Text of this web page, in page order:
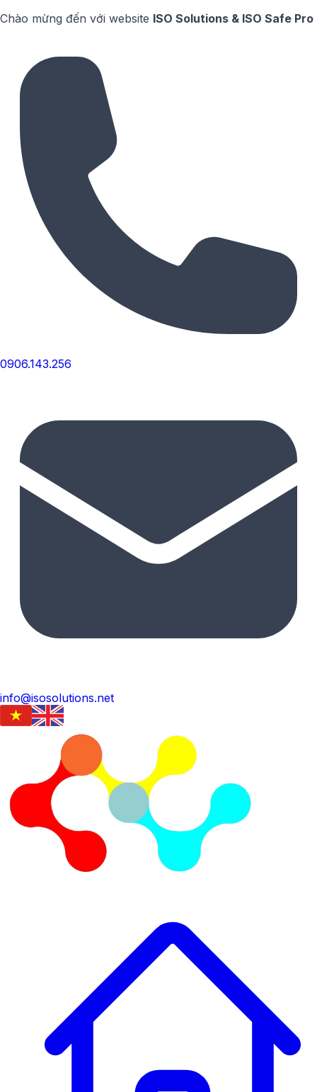
Chào mừng đến với website ISO Solutions & ISO Safe Pro
0906.143.256
info@isosolutions.net